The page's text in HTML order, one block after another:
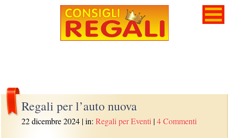
Regali per l’auto nuova
22 dicembre 2024 | in:Regali per Eventi |4 Commenti